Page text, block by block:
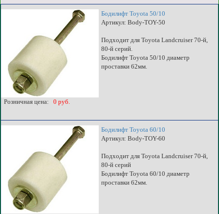
Бодилифт Toyota 50/10
Артикул: Body-TOY-50
Подходит для Toyota Landcruiser 70-й,
80-й серий.
Бодилифт Toyota 50/10 диаметр
проставки 62мм.
Розничная цена: 0 руб.
Бодилифт Toyota 60/10
Артикул: Body-TOY-60
Подходит для Toyota Landcruiser 70-й,
80-й серий
Бодилифт Toyota 60/10 диаметр
проставки 62мм.